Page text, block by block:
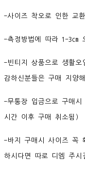
-사이즈 착오로 인한 교
-측정방법에 따라 1-3cm
-빈티지 상품으로 생활
감하신분들은 구매 지양
-무통장 입금으로 구매
시간 이후 구매 취소됨)
-바지 구매시 사이즈 꼭
하시다면 따로 디엠 주시